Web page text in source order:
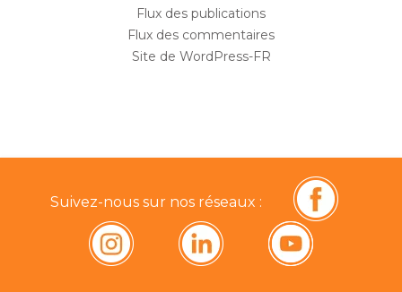
Flux des publications
Flux des commentaires
Site de WordPress-FR
Suivez-nous sur nos réseaux :